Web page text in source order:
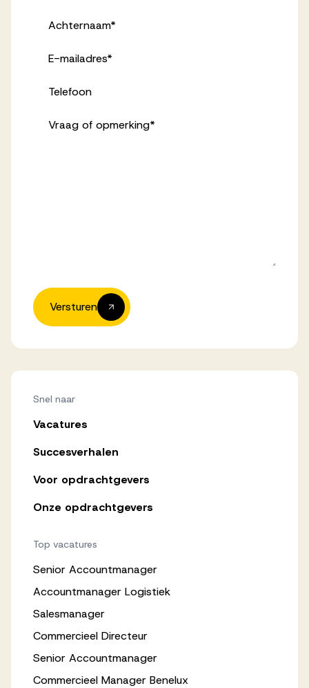
Achternaam*
E-mailadres*
Telefoon
Vraag of opmerking*
Versturen
Snel naar
Vacatures
Succesverhalen
Voor opdrachtgevers
Onze opdrachtgevers
Top vacatures
Senior Accountmanager
Accountmanager Logistiek
Salesmanager
Commercieel Directeur
Senior Accountmanager
Commercieel Manager Benelux